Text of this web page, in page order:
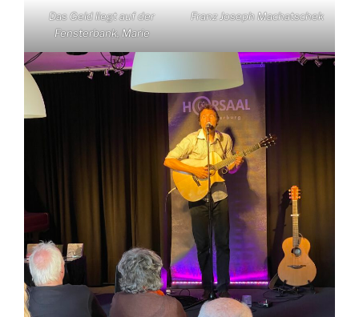
Das Geld liegt auf der
Fensterbank, Marie
Franz Joseph Machatschek